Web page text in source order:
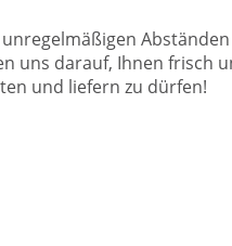
uns darauf, Ihnen frisch
und liefern zu dürfen!